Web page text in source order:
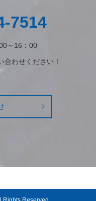
7514
～16：00
合わせください！